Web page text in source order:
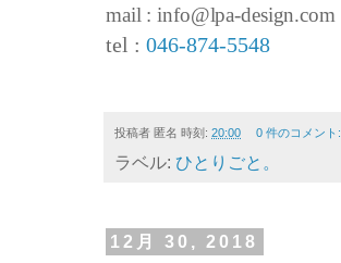
mail : info@lpa-design.com
tel : 046-874-5548
投稿者 匿名 時刻: 20:00 0 件のコメント:
ラベル: ひとりごと。
12月 30, 2018